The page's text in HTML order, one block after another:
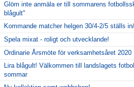
Glöm inte anmäla er till sommarens
blågult"
Kommande matcher helgen 30/4-2/5 ställs
Spela mixat - roligt och utvecklande!
Ordinarie Årsmöte för verksamhetsåret 2020
Lira blågult! Välkommen till landslagets
sommar